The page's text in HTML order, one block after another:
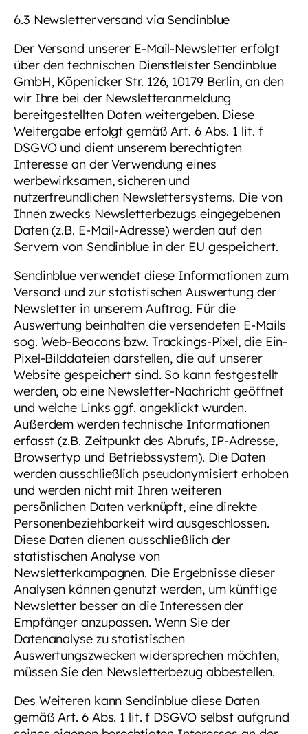
6.3 Newsletterversand via Sendinblue
Der Versand unserer E-Mail-Newsletter erfolgt
über den technischen Dienstleister Sendinblue
GmbH, Köpenicker Str. 126, 10179 Berlin, an den
wir Ihre bei der Newsletteranmeldung
bereitgestellten Daten weitergeben. Diese
Weitergabe erfolgt gemäß Art. 6 Abs. 1 lit. f
DSGVO und dient unserem berechtigten
Interesse an der Verwendung eines
werbewirksamen, sicheren und
nutzerfreundlichen Newslettersystems. Die von
Ihnen zwecks Newsletterbezugs eingegebenen
Daten (z.B. E-Mail-Adresse) werden auf den
Servern von Sendinblue in der EU gespeichert.
Sendinblue verwendet diese Informationen zum
Versand und zur statistischen Auswertung der
Newsletter in unserem Auftrag. Für die
Auswertung beinhalten die versendeten E-Mails
sog. Web-Beacons bzw. Trackings-Pixel, die Ein-
Pixel-Bilddateien darstellen, die auf unserer
Website gespeichert sind. So kann festgestellt
werden, ob eine Newsletter-Nachricht geöffnet
und welche Links ggf. angeklickt wurden.
Außerdem werden technische Informationen
erfasst (z.B. Zeitpunkt des Abrufs, IP-Adresse,
Browsertyp und Betriebssystem). Die Daten
werden ausschließlich pseudonymisiert erhoben
und werden nicht mit Ihren weiteren
persönlichen Daten verknüpft, eine direkte
Personenbeziehbarkeit wird ausgeschlossen.
Diese Daten dienen ausschließlich der
statistischen Analyse von
Newsletterkampagnen. Die Ergebnisse dieser
Analysen können genutzt werden, um künftige
Newsletter besser an die Interessen der
Empfänger anzupassen. Wenn Sie der
Datenanalyse zu statistischen
Auswertungszwecken widersprechen möchten,
müssen Sie den Newsletterbezug abbestellen.
Des Weiteren kann Sendinblue diese Daten
gemäß Art. 6 Abs. 1 lit. f DSGVO selbst aufgrund